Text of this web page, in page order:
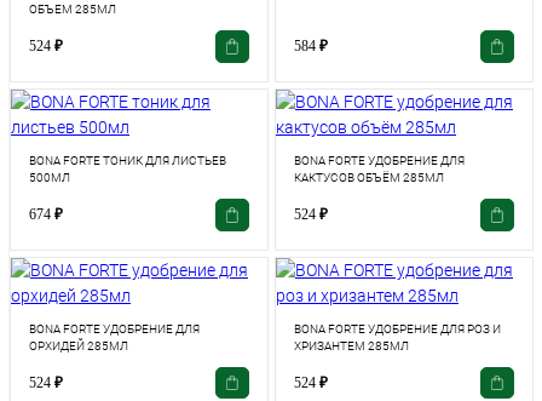
ОБЪЕМ 285МЛ
524 ₽ 584 ₽
BONA FORTE ТОНИК ДЛЯ ЛИСТЬЕВ
500МЛ
674 ₽
BONA FORTE УДОБРЕНИЕ ДЛЯ
КАКТУСОВ ОБЪЁМ 285МЛ
524 ₽
BONA FORTE УДОБРЕНИЕ ДЛЯ
ОРХИДЕЙ 285МЛ
524 ₽
BONA FORTE УДОБРЕНИЕ ДЛЯ РОЗ И
ХРИЗАНТЕМ 285МЛ
524 ₽